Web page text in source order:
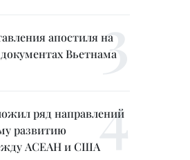
апостиля на
Вьетнама
ряд направлений
развитию
АСЕАН и США